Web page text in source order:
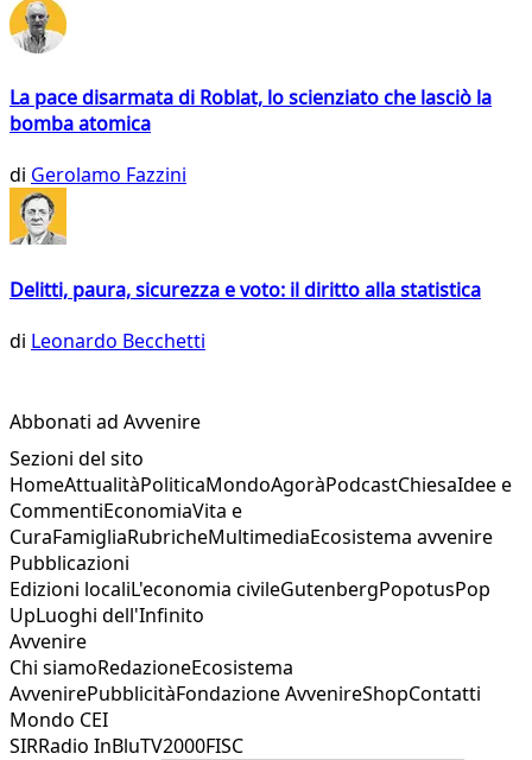
La pace disarmata di Roblat, lo scienziato che lasciò la
bomba atomica
di Gerolamo Fazzini
Delitti, paura, sicurezza e voto: il diritto alla statistica
di Leonardo Becchetti
Abbonati ad Avvenire
Sezioni del sito
HomeAttualitàPoliticaMondoAgoràPodcastChiesaIdee e
CommentiEconomiaVita e
CuraFamigliaRubricheMultimediaEcosistema avvenire
Pubblicazioni
Edizioni localiL'economia civileGutenbergPopotusPop
UpLuoghi dell'Infinito
Avvenire
Chi siamoRedazioneEcosistema
AvvenirePubblicitàFondazione AvvenireShopContatti
Mondo CEI
SIRRadio InBluTV2000FISC